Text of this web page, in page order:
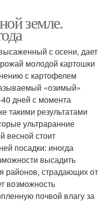
земле.
с осени, дает
молодой картошки
с картофелем
«озимый»
40 дней с момента
такими результатами
ультраранние
весной стоит
посадки: иногда
высадить
районов, страдающих от
возможность
почвой влагу за